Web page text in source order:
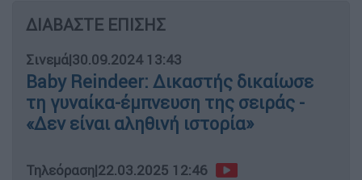
ΔΙΑΒΑΣΤΕ ΕΠΙΣΗΣ
Σινεμά|30.09.2024 13:43
Baby Reindeer: Δικαστής δικαίωσε
τη γυναίκα-έμπνευση της σειράς -
«Δεν είναι αληθινή ιστορία»
Τηλεόραση|22.03.2025 12:46